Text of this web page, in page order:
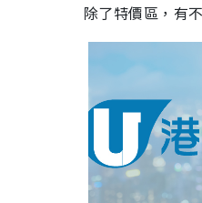
除了特價區，有